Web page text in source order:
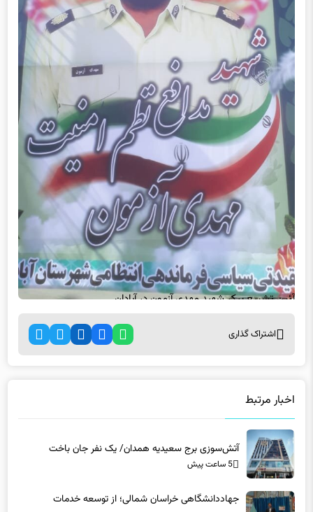
آئین تشییع پیکر شهید مهدی آزمون در آبادان
اشتراک گذاری
اخبار مرتبط
آتش‌سوزی برج سعیدیه همدان/ یک نفر جان باخت
5 ساعت پیش
جهاددانشگاهی خراسان شمالی؛ از توسعه خدمات